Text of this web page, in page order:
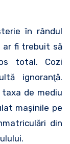
în rândul
ar fi trebuit să
total. Cozi
ignoranţă.
de mediu
maşinile pe
din